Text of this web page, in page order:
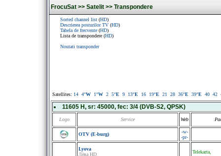
FrocuSat >> Satelit >> Transpondere
Sorted channel list (HD)
Descrierea posturilor TV (HD)
Tabela de frecvente (HD)
Lista de transpondere (HD)
Noutati transponder
Satellites: 14 4°W 1°W 2 5°E 9 13°E 16 19°E 21 28 36°E 39°E 40 42
11605 H, sr: 45000, fec: 3/4 (DVB-S2, QPSK)
Logo Service Web
OTV (E-burg)
-w-
-pr-
Lyova
Лёва HD
Telekarta,